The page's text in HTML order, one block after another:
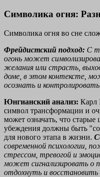
Символика огня:
Символика огня во сне
Фрейдистский подход: С
огонь может
желания или страсть,
доме, в этом контексте,
осознать и
Юнгианский анализ: Карл
символ трансформации и
может означать, что
убеждения должны быть
для нового этапа в жизни.
современной психологии,
стрессом, тревогой и
может сигнализировать о
отдохнуть и восстановить